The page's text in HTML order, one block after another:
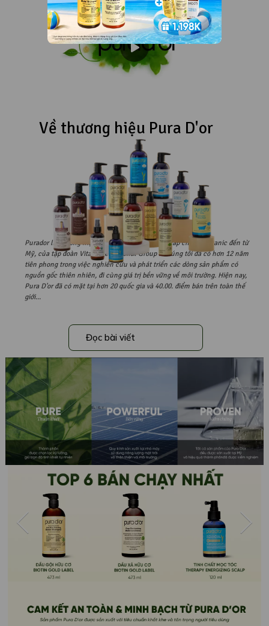
Về thương hiệu Pura D'or
Purador là thương hiệu chăm sóc cá nhân cao cấp chuẩn Organic đến từ
Mỹ, của tập đoàn Vital International Group . Chúng tôi đã có hơn 12 năm
tiên phong trong việc nghiên cứu và phát triển các dòng sản phẩm có
nguồn gốc thiên nhiên, đi cùng giá trị bền vững về môi trường. Hiện nay,
Pura D'or đã có mặt tại hơn 20 quốc gia và 40.00. điểm bán trên toàn thế
giới...
Đọc bài viết